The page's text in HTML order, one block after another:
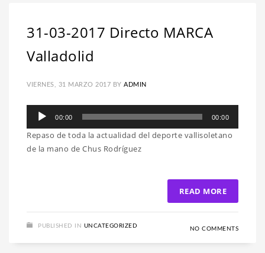
31-03-2017 Directo MARCA
Valladolid
VIERNES, 31 MARZO 2017 BY ADMIN
Reproductor
audio
00:00 00:00
Repaso de toda la actualidad del deporte vallisoletano
de la mano de Chus Rodríguez
READ MORE
PUBLISHED IN UNCATEGORIZED NO COMMENTS